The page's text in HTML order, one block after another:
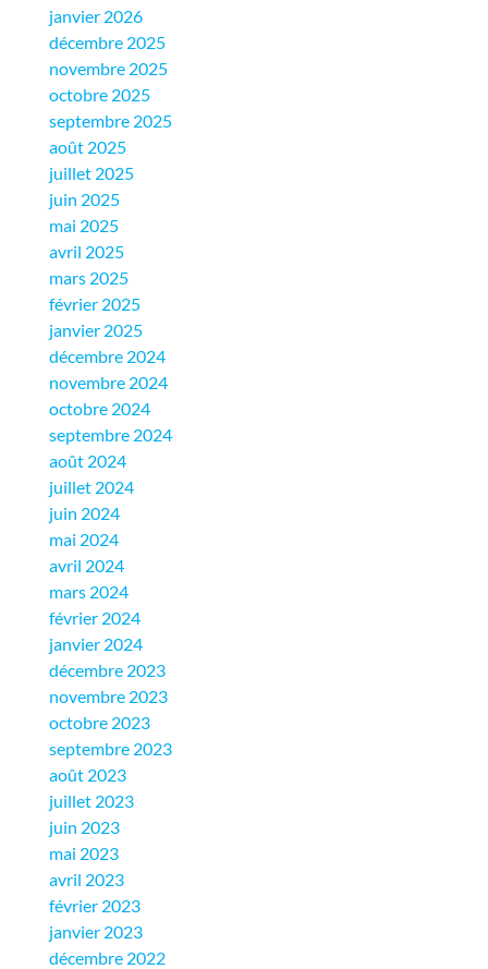
janvier 2026
décembre 2025
novembre 2025
octobre 2025
septembre 2025
août 2025
juillet 2025
juin 2025
mai 2025
avril 2025
mars 2025
février 2025
janvier 2025
décembre 2024
novembre 2024
octobre 2024
septembre 2024
août 2024
juillet 2024
juin 2024
mai 2024
avril 2024
mars 2024
février 2024
janvier 2024
décembre 2023
novembre 2023
octobre 2023
septembre 2023
août 2023
juillet 2023
juin 2023
mai 2023
avril 2023
février 2023
janvier 2023
décembre 2022